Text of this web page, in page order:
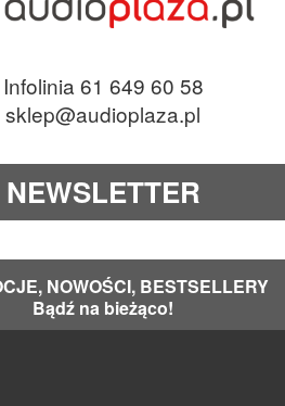
Infolinia 61 649 60 58
sklep@audioplaza.pl
NEWSLETTER
NOWOŚCI, BESTSELLERY
Bądź na bieżąco!